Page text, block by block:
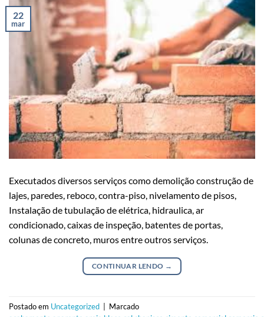
22
mar
Executados diversos serviços como demolição construção de
lajes, paredes, reboco, contra-piso, nivelamento de pisos,
Instalação de tubulação de elétrica, hidraulica, ar
condicionado, caixas de inspeção, batentes de portas,
colunas de concreto, muros entre outros serviços.
CONTINUAR LENDO →
Postado em Uncategorized
Marcado